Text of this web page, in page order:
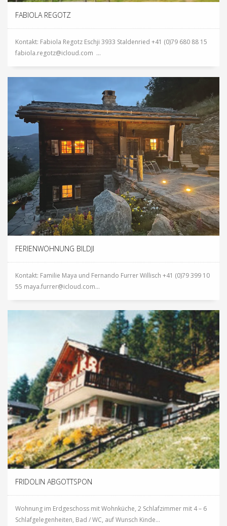
FABIOLA REGOTZ
Kontakt: Fabiola Regotz Eschji 3933 Staldenried +41 (0)79 680 88 15
fabiola.regotz@icloud.com ...
FRIDOLIN ABGOTTSPON
Wohnung im Erdgeschoss mit Wohnküche, 2 Schlafzimmer mit 4 – 6
Schlafgelegenheiten, Bad / WC, auf Wunsch Kinde...
FERIENWOHNUNG BILDJI
Kontakt: Familie Maya und Fernando Furrer Willisch +41 (0)79 399 10
55 maya.furrer@icloud.com...